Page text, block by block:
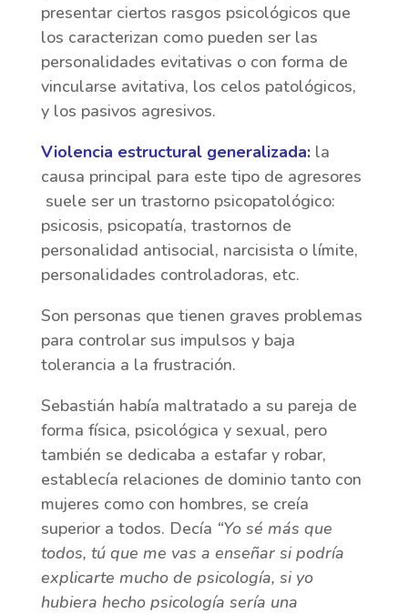
presentar ciertos rasgos psicológicos que
los caracterizan como pueden ser las
personalidades evitativas o con forma de
vincularse avitativa, los celos patológicos,
y los pasivos agresivos.
Violencia estructural generalizada: la
causa principal para este tipo de agresores
suele ser un trastorno psicopatológico:
psicosis, psicopatía, trastornos de
personalidad antisocial, narcisista o límite,
personalidades controladoras, etc.
Son personas que tienen graves problemas
para controlar sus impulsos y baja
tolerancia a la frustración.
Sebastián había maltratado a su pareja de
forma física, psicológica y sexual, pero
también se dedicaba a estafar y robar,
establecía relaciones de dominio tanto con
mujeres como con hombres, se creía
superior a todos. Decía “Yo sé más que
todos, tú que me vas a enseñar si podría
explicarte mucho de psicología, si yo
hubiera hecho psicología sería una